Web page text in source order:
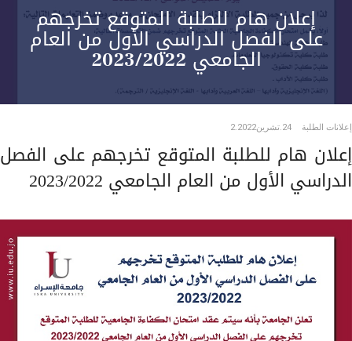
إعلان هام للطلبة المتوقع تخرجهم
على الفصل الدراسي الأول من العام
الجامعي 2023/2022
إعلانات الطلبة 24.تشرين2.2022
إعلان هام للطلبة المتوقع تخرجهم على الفصل
الدراسي الأول من العام الجامعي 2023/2022